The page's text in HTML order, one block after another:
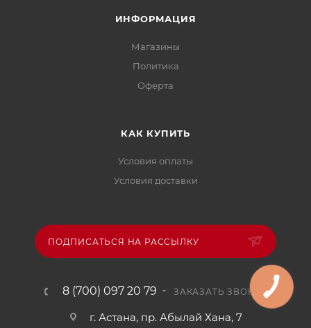
ИНФОРМАЦИЯ
Магазины
Политика
Офертa
КАК КУПИТЬ
Условия оплаты
Условия доставки
ПОДПИСАТЬСЯ НА РАССЫЛКУ
8 (700) 097 20 79 ЗАКАЗАТЬ ЗВОНОК
г. Астана, пр. Абылай Хана, 7